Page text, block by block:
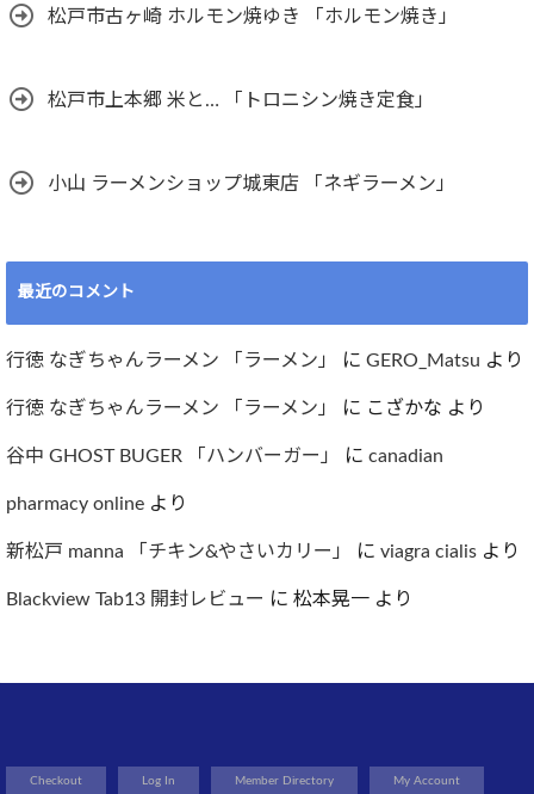
松戸市古ヶ崎 ホルモン焼ゆき 「ホルモン焼き」
松戸市上本郷 米と… 「トロニシン焼き定食」
小山 ラーメンショップ城東店 「ネギラーメン」
最近のコメント
行徳 なぎちゃんラーメン 「ラーメン」 に GERO_Matsu より
行徳 なぎちゃんラーメン 「ラーメン」 に こざかな より
谷中 GHOST BUGER 「ハンバーガー」 に canadian
pharmacy online より
新松戸 manna 「チキン&やさいカリー」 に viagra cialis より
Blackview Tab13 開封レビュー に 松本晃一 より
Checkout Log In Member Directory My Account